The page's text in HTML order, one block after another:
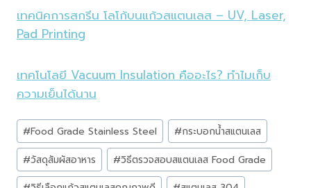
เทคนิคการสกรีน โลโก้บนแก้วสแตนเลส – UV, Laser,
Pad Printing
เทคโนโลยี Vacuum Insulation คืออะไร? ทำไมเก็บ
ความเย็นได้นาน
Post
Tags:
#Food Grade Stainless Steel #กระบอกน้ำสแตนเลส
#วัสดุสัมผัสอาหาร #วิธีตรวจสอบสแตนเลส Food Grade